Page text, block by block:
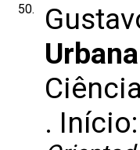
50.
Urbana
.